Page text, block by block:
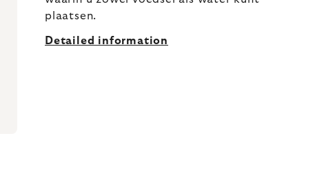
plaatsen.
Detailed information